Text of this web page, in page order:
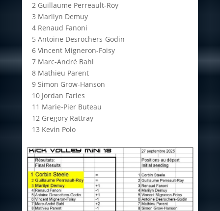
2 Guillaume Perreault-Roy
3 Marilyn Demuy
4 Renaud Fanoni
5 Antoine Desrochers-Godin
6 Vincent Migneron-Foisy
7 Marc-André Bahl
8 Mathieu Parent
9 Simon Grow-Hanson
10 Jordan Faries
11 Marie-Pier Buteau
12 Gregory Rattray
13 Kevin Polo